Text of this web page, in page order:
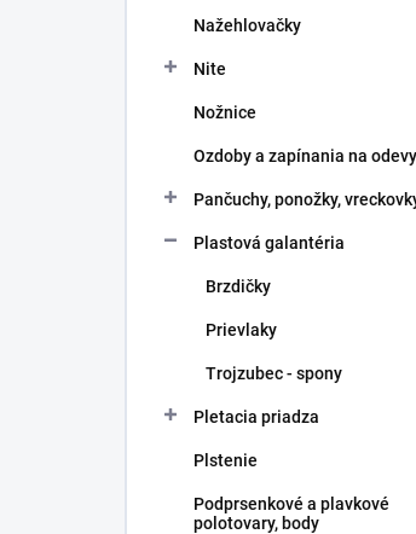
Nažehlovačky
Nite
Nožnice
Ozdoby a zapínania na odevy
Pančuchy, ponožky,
Plastová galantéria
Brzdičky
Prievlaky
Trojzubec - spony
Pletacia priadza
Plstenie
Podprsenkové a plavkové
polotovary, body